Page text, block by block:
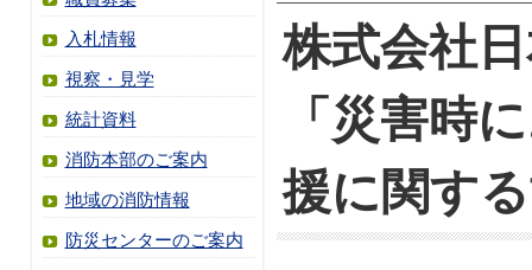
入札情報
視察・見学
統計資料
消防本部のご案内
地域の消防情報
防災センターのご案内
株式会社
「災害時
援に関す